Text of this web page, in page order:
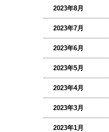
2023年8月
2023年7月
2023年6月
2023年5月
2023年4月
2023年3月
2023年1月